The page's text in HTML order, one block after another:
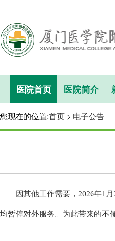
医院首页 医院简介
您现在的位置:首页 > 电子公告
因其他工作需要， 2026年1
均暂停对外服务。 为此带来的不